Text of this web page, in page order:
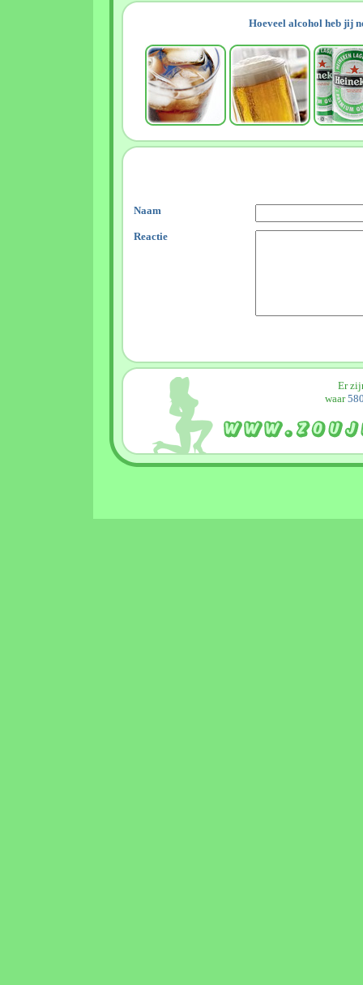
Hoeveel alcohol heb jij
Naam
Reactie
Er
waar